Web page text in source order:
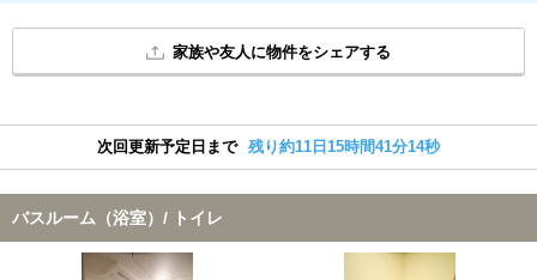
家族や友人に物件をシェアする
次回更新予定日まで 残り約11日15時間41分13秒
バスルーム（浴室）/ トイレ